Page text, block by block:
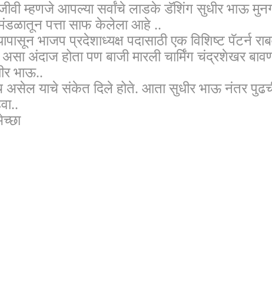
म्हणजे आपल्या सर्वांचे लाडके डॅशिंग सुधीर भाऊ
पत्ता साफ केलेला आहे ..
भाजप प्रदेशाध्यक्ष पदासाठी एक विशिष्ट पॅटर्न
अंदाज होता पण बाजी मारली चार्मिंग चंद्रशेखर
भाऊ..
असेल याचे संकेत दिले होते. आता सुधीर भाऊ नंतर